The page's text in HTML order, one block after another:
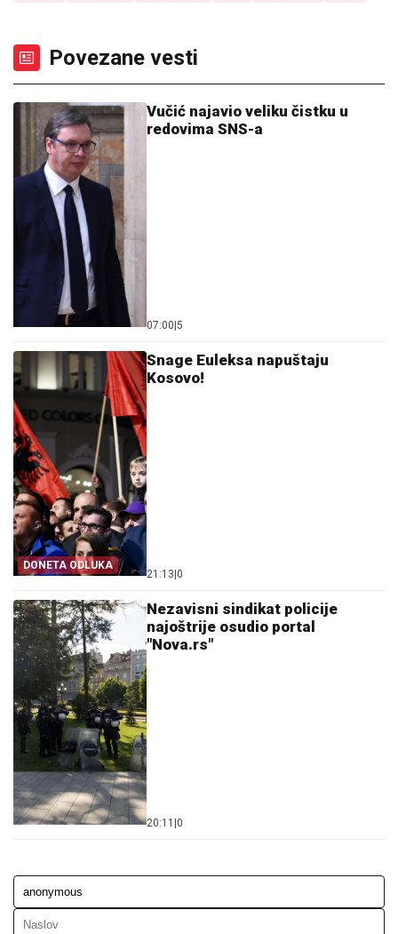
Povezane vesti
Vučić najavio veliku čistku u
redovima SNS-a
07:00 5
DONETA ODLUKA
Snage Euleksa napuštaju
Kosovo!
21:13 0
Nezavisni sindikat policije
najoštrije osudio portal
"Nova.rs"
20:11 0